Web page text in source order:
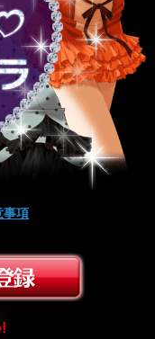
事項